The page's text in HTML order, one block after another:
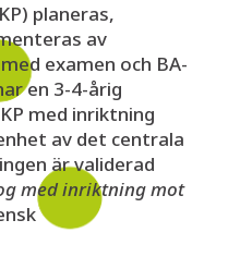
planeras,
av
examen och BA-
en 3-4-årig
med inriktning
av det centrala
är validerad
med inriktning mot